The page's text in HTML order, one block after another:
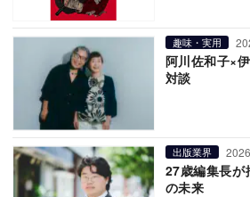
趣味・実用
阿川佐和子×
対談
出版業界
27歳編集長が
の未来